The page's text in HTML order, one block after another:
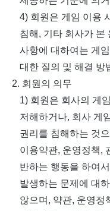
4) 회원은 게임 이용
침해 , 기타 회사가 본
사항에 대하여는 게
대한 질의 및 해결 방
2. 회원의 의무
1) 회원은 회사의 게
저해하거나, 회사 게
권리를 침해하는 것
이용약관, 운영정책,
반하는 행동을 하여
발생하는 문제에 대
않으며 , 약관, 운영정